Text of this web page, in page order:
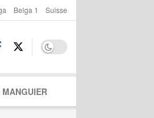
Belga 1 Suisse